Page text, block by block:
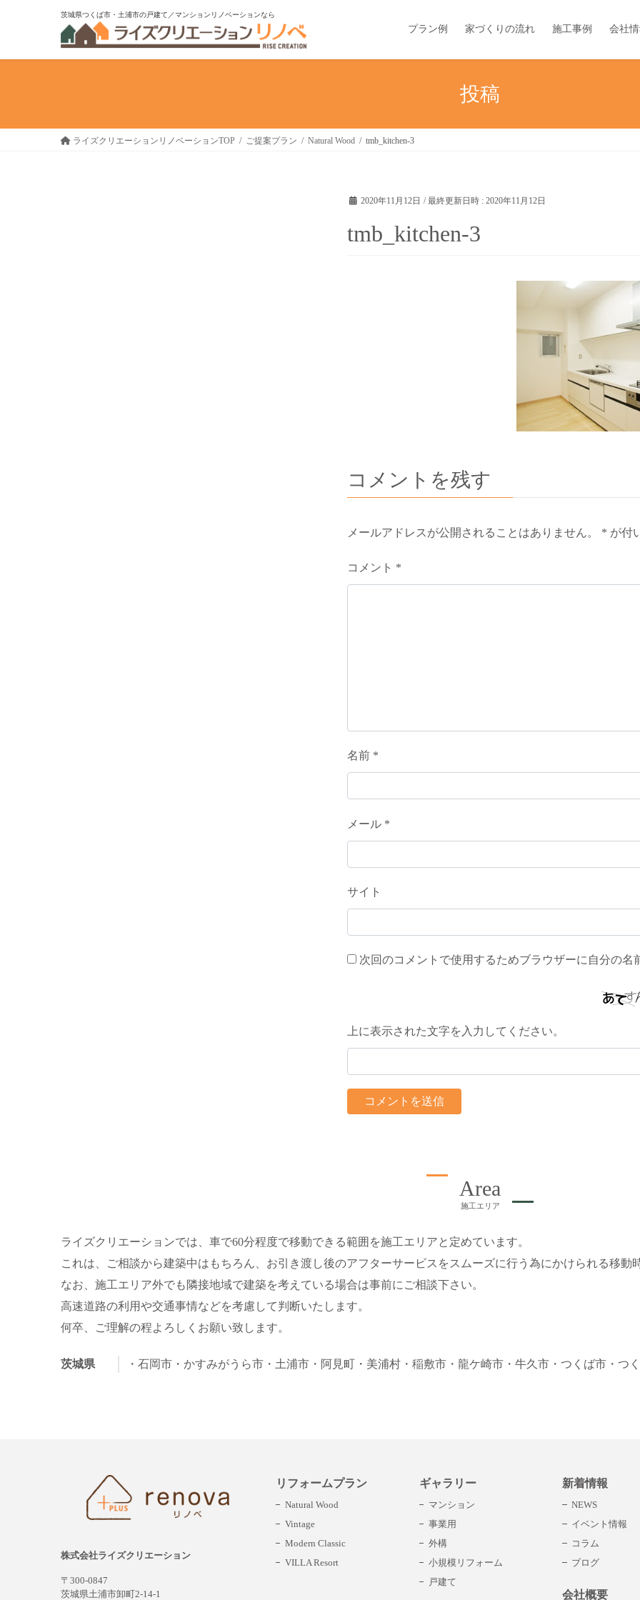
ン
キ
ー
に
茨城県つくば市・土浦市の戸建て／マンションリノベーションなら
プラン例 家づくりの流れ 施工事例 会社
投稿
ライズクリエーションリノベーションTOP ご提案プラン Natural Wood tmb_kitchen-3
2020年11月12日 / 最終更新日時 :2020年11月12日
tmb_kitchen-3
コメントを残す
メールアドレスが公開されることはありません。 * が付
コメント *
名前 *
メール *
サイト
次回のコメントで使用するためブラウザーに自分の名
上に表示された文字を入力してください。
Area
施工エリア
ライズクリエーションでは、車で60分程度で移動できる範囲を施工エリアと定めています。
これは、ご相談から建築中はもちろん、お引き渡し後のアフターサービスをスムーズに行う為にかけられる移動
なお、施工エリア外でも隣接地域で建築を考えている場合は事前にご相談下さい。
高速道路の利用や交通事情などを考慮して判断いたします。
何卒、ご理解の程よろしくお願い致します。
茨城県 ・石岡市 ・かすみがうら市 ・土浦市 ・阿見町 ・美浦村 ・稲敷市 ・龍ケ崎市 ・牛久市 ・つくば市 ・つ
株式会社ライズクリエーション
〒300-0847
茨城県土浦市卸町2-14-1
リフォームプラン
Natural Wood
Vintage
Modern Classic
VILLA Resort
ギャラリー
マンション
事業用
外構
小規模リフォーム
戸建て
新着情報
NEWS
イベント情報
コラム
ブログ
会社概要